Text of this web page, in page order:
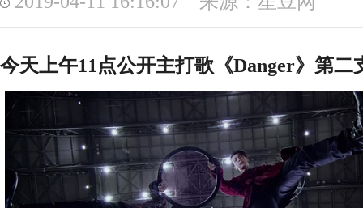
今天上午11点公开主打歌 《Danger》第二